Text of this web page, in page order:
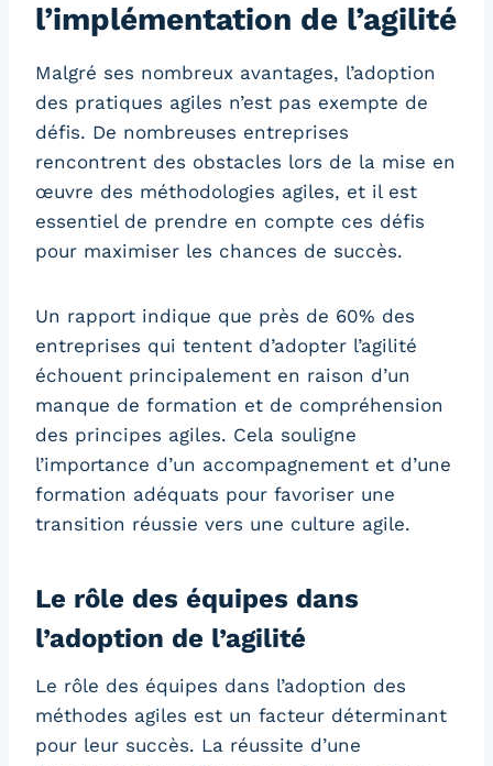
l’implémentation de l’agilité
Malgré ses nombreux avantages, l’adoption
des pratiques agiles n’est pas exempte de
défis. De nombreuses entreprises
rencontrent des obstacles lors de la mise en
œuvre des méthodologies agiles, et il est
essentiel de prendre en compte ces défis
pour maximiser les chances de succès.
Un rapport indique que près de 60% des
entreprises qui tentent d’adopter l’agilité
échouent principalement en raison d’un
manque de formation et de compréhension
des principes agiles. Cela souligne
l’importance d’un accompagnement et d’une
formation adéquats pour favoriser une
transition réussie vers une culture agile.
Le rôle des équipes dans
l’adoption de l’agilité
Le rôle des équipes dans l’adoption des
méthodes agiles est un facteur déterminant
pour leur succès. La réussite d’une